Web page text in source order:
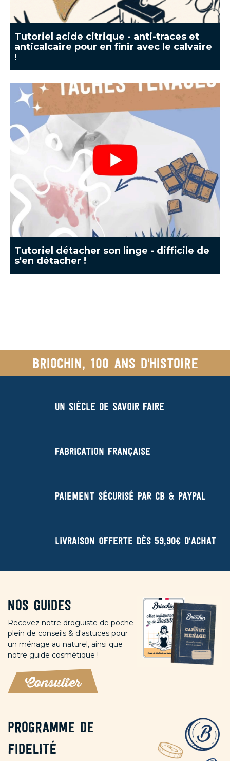
Tutoriel acide citrique - anti-traces et
anticalcaire pour en finir avec le calvaire
!
Tutoriel détacher son linge - difficile de
s'en détacher !
Briochin, 100 ans d'histoire
Un siècle de savoir faire
Fabrication française
Paiement sécurisé par CB & Paypal
Livraison offerte dès 59,90€ d'achat
Nos guides
Recevez notre droguiste de poche
plein de conseils & d'astuces pour
un ménage au naturel, ainsi que
notre guide cosmétique !
Consulter
Programme de
fidelité